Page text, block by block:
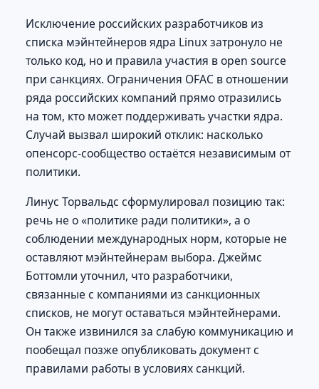
Исключение российских разработчиков из
списка мэйнтейнеров ядра Linux затронуло не
только код, но и правила участия в open source
при санкциях. Ограничения OFAC в отношении
ряда российских компаний прямо отразились
на том, кто может поддерживать участки ядра.
Случай вызвал широкий отклик: насколько
опенсорс-сообщество остаётся независимым от
политики.
Линус Торвальдс сформулировал позицию так:
речь не о «политике ради политики», а о
соблюдении международных норм, которые не
оставляют мэйнтейнерам выбора. Джеймс
Боттомли уточнил, что разработчики,
связанные с компаниями из санкционных
списков, не могут оставаться мэйнтейнерами.
Он также извинился за слабую коммуникацию и
пообещал позже опубликовать документ с
правилами работы в условиях санкций.